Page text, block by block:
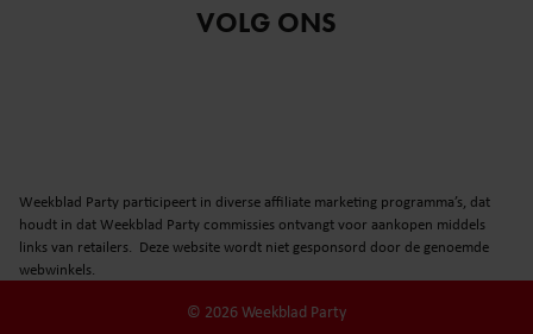
VOLG ONS
Weekblad Party participeert in diverse affiliate marketing programma’s, dat
houdt in dat Weekblad Party commissies ontvangt voor aankopen middels
links van retailers. Deze website wordt niet gesponsord door de genoemde
webwinkels.
© 2026 Weekblad Party